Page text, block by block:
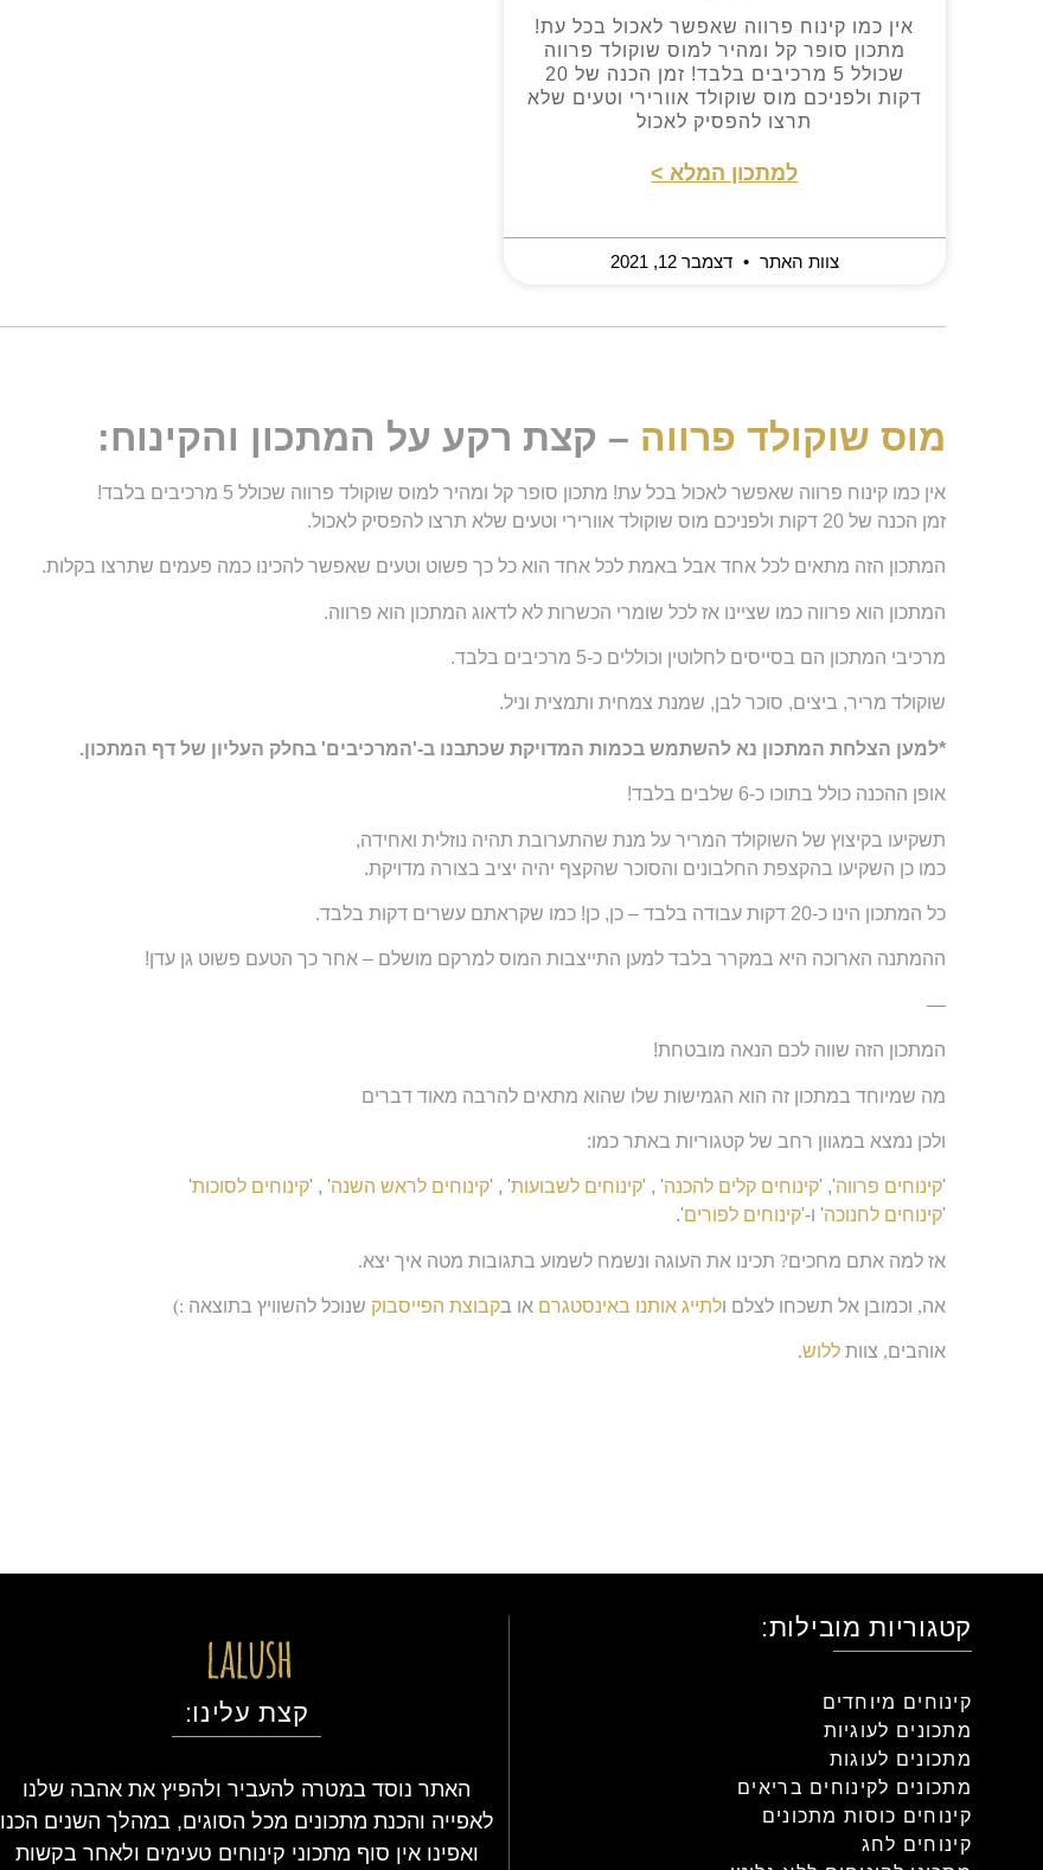
אין כמו קינוח פרווה שאפשר לאכול בכל עת!
מתכון סופר קל ומהיר למוס שוקולד פרווה
שכולל 5 מרכיבים בלבד! זמן הכנה של 20
דקות ולפניכם מוס שוקולד אוורירי וטעים שלא
תרצו להפסיק לאכול
למתכון המלא >
צוות האתר דצמבר 12, 2021
מוס שוקולד פרווה – קצת רקע על המתכון והקינוח:
אין כמו קינוח פרווה שאפשר לאכול בכל עת! מתכון סופר קל ומהיר למוס שוקולד פרווה שכולל 5 מרכיבים בלבד!
זמן הכנה של 20 דקות ולפניכם מוס שוקולד אוורירי וטעים שלא תרצו להפסיק לאכול.
המתכון הזה מתאים לכל אחד אבל באמת לכל אחד הוא כל כך פשוט וטעים שאפשר להכינו כמה פעמים שתרצו בקלות.
המתכון הוא פרווה כמו שציינו אז לכל שומרי הכשרות לא לדאוג המתכון הוא פרווה.
מרכיבי המתכון הם בסייסים לחלוטין וכוללים כ-5 מרכיבים בלבד.
שוקולד מריר, ביצים, סוכר לבן, שמנת צמחית ותמצית וניל.
*למען הצלחת המתכון נא להשתמש בכמות המדויקת שכתבנו ב-'המרכיבים' בחלק העליון של דף המתכון.
אופן ההכנה כולל בתוכו כ-6 שלבים בלבד!
תשקיעו בקיצוץ של השוקולד המריר על מנת שהתערובת תהיה נוזלית ואחידה,
כמו כן השקיעו בהקצפת החלבונים והסוכר שהקצף יהיה יציב בצורה מדויקת.
כל המתכון הינו כ-20 דקות עבודה בלבד – כן, כן! כמו שקראתם עשרים דקות בלבד.
ההמתנה הארוכה היא במקרר בלבד למען התייצבות המוס למרקם מושלם – אחר כך הטעם פשוט גן עדן!
—
המתכון הזה שווה לכם הנאה מובטחת!
מה שמיוחד במתכון זה הוא הגמישות שלו שהוא מתאים להרבה מאוד דברים
ולכן נמצא במגוון רחב של קטגוריות באתר כמו:
'קינוחים פרווה', 'קינוחים קלים להכנה' , 'קינוחים לשבועות' , 'קינוחים לראש השנה' , 'קינוחים לסוכות'
'קינוחים לחנוכה' ו-'קינוחים לפורים'.
אז למה אתם מחכים? תכינו את העוגה ונשמח לשמוע בתגובות מטה איך יצא.
אה, וכמובן אל תשכחו לצלם ולתייג אותנו באינסטגרם או בקבוצת הפייסבוק שנוכל להשוויץ בתוצאה :)
אוהבים, צוות ללוש.
קטגוריות מובילות:
קינוחים מיוחדים
מתכונים לעוגיות
מתכונים לעוגות
מתכונים לקינוחים בריאים
קינוחים כוסות מתכונים
קינוחים לחג
קצת עלינו:
האתר נוסד במטרה להעביר ולהפיץ את אהבה שלנו
לאפייה והכנת מתכונים מכל הסוגים, במהלך השנים הכנו
ואפינו אין סוף מתכוני קינוחים טעימים ולאחר בקשות